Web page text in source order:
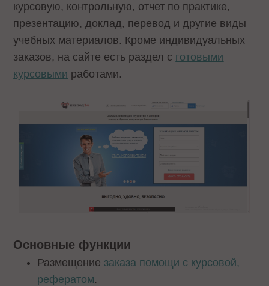
курсовую, контрольную, отчет по практике,
презентацию, доклад, перевод и другие виды
учебных материалов. Кроме индивидуальных
заказов, на сайте есть раздел с готовыми
курсовыми работами.
Основные функции
Размещение заказа помощи с курсовой,
рефератом.